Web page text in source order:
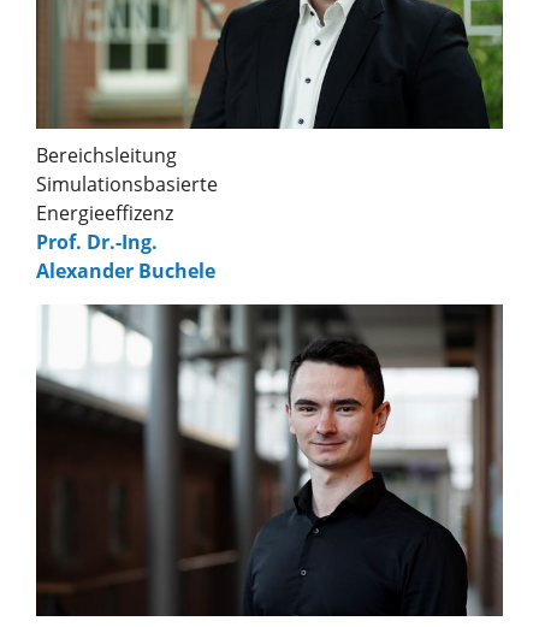
Bereichsleitung
Simulationsbasierte
Energieeffizenz
Prof. Dr.-Ing.
Alexander Buchele